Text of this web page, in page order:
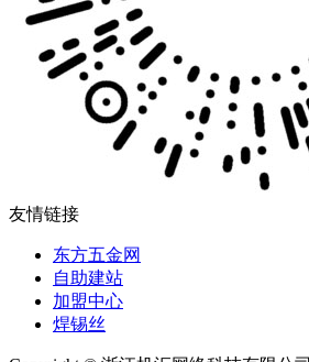
友情链接
东方五金网
自助建站
加盟中心
焊锡丝